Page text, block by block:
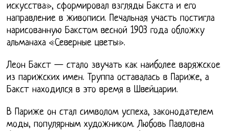
искусства», сформировал взгляды Бакста и его
направление в живописи. Печальная участь постигла
нарисованную Бакстом весной 1903 года обложку
альманаха «Северные цветы».
Леон Бакст — стало звучать как наиболее варяжское
из парижских имен. Труппа оставалась в Париже, а
Бакст находился в это время в Швейцарии.
В Париже он стал символом успеха, законодателем
моды, популярным художником. Любовь Павловна